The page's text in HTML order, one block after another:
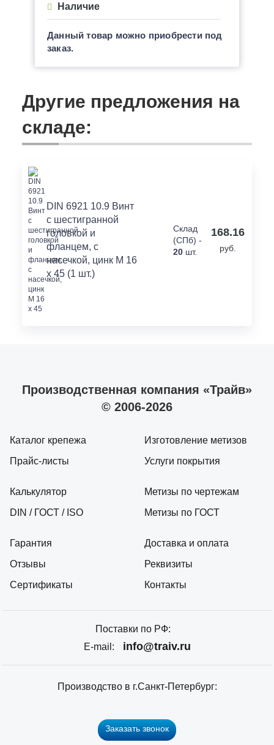
Наличие
Данный товар можно приобрести под
заказ.
Другие предложения на
складе:
DIN 6921 10.9 Винт
с шестигранной
головкой и
фланцем, с
насечкой, цинк M 16
x 45 (1 шт.)
Склад
(СПб) -
20 шт.
168.16
руб.
Производственная компания «Трайв»
© 2006-2026
Каталог крепежа
Прайс-листы
Калькулятор
DIN / ГОСТ / ISO
Гарантия
Отзывы
Сертификаты
Изготовление метизов
Услуги покрытия
Метизы по чертежам
Метизы по ГОСТ
Доставка и оплата
Реквизиты
Контакты
Поставки по РФ:
E-mail:
info@traiv.ru
Производство в г.Санкт-Петербург:
Заказать звонок